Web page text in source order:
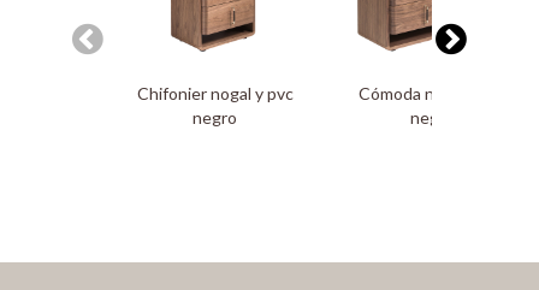
Chifonier nogal y pvc
negro
Cómoda nogal y pvc
negro